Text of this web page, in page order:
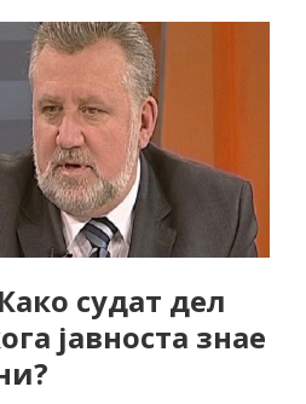
судат дел
јавноста знае